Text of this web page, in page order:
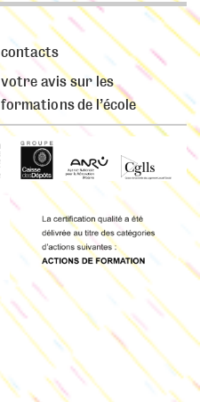
contacts
votre avis sur les
formations de l’école